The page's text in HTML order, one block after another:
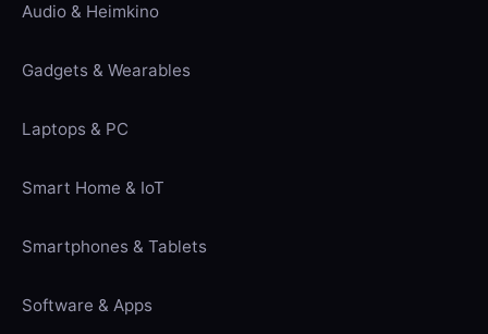
Audio & Heimkino
Gadgets & Wearables
Laptops & PC
Smart Home & IoT
Smartphones & Tablets
Software & Apps